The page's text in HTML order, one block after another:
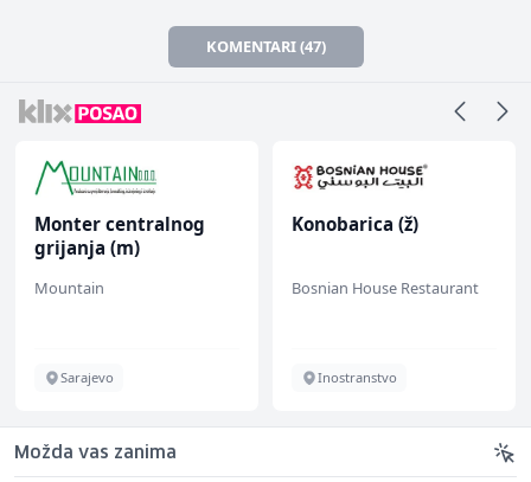
KOMENTARI (47)
Monter centralnog
grijanja (m)
Mountain
Sarajevo
Konobarica (ž)
Bosnian House Restaurant
Inostranstvo
Možda vas zanima